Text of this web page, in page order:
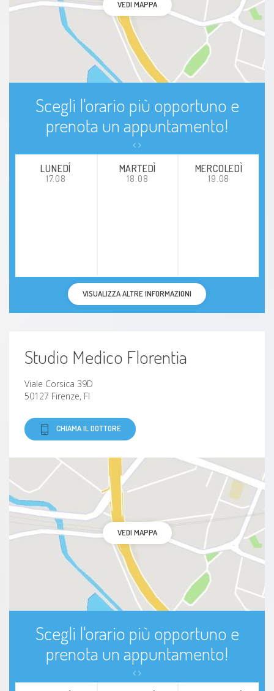
VEDI MAPPA
Scegli l'orario più opportuno e
prenota un appuntamento!
LUNEDÍ
17.08
MARTEDÌ
18.08
MERCOLEDÌ
19.08
VISUALIZZA ALTRE INFORMAZIONI
Studio Medico Florentia
Viale Corsica 39D
50127 Firenze, FI
CHIAMA IL DOTTORE
VEDI MAPPA
Scegli l'orario più opportuno e
prenota un appuntamento!